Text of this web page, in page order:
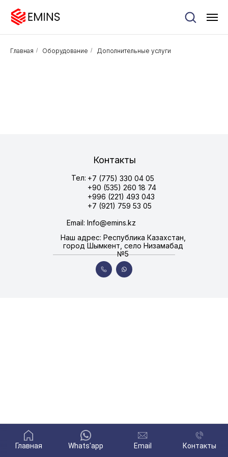
Главная / Оборудование / Дополнительные услуги
+7 (775) 330 04 05
+90 (535) 260 18 74
+996 (221) 493 043
+7 (921) 759 53 05
Наш адрес: Республика Казахстан,
город Шымкент, село Низамабад
№5
Email: Info@emins.kz
Тел:
Контакты
Главная Whats'app Email Контакты